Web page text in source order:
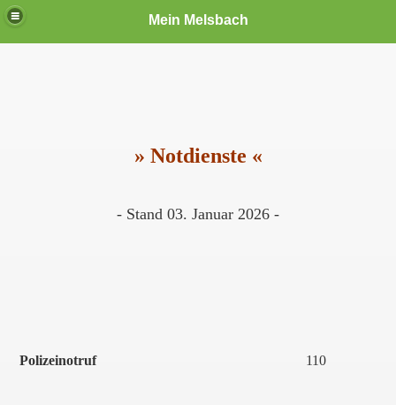
Mein Melsbach
» Notdienste «
- Stand 03. Januar 2026 -
Polizeinotruf 110